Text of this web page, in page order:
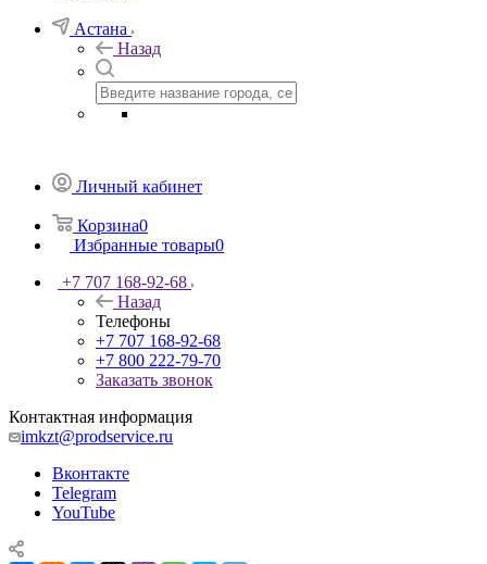
Астана
Назад
Личный кабинет
Корзина0
Избранные товары0
+7 707 168-92-68
Назад
Телефоны
+7 707 168-92-68
+7 800 222-79-70
Заказать звонок
Контактная информация
imkzt@prodservice.ru
Вконтакте
Telegram
YouTube